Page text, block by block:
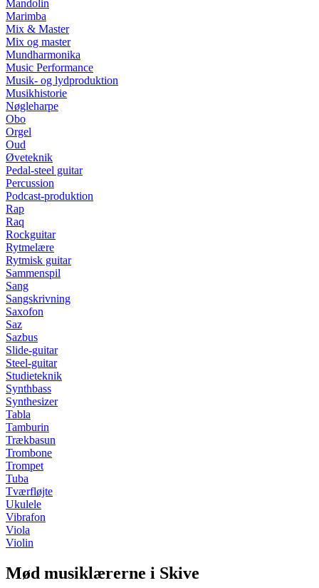
Mandolin
Marimba
Mix & Master
Mix og master
Mundharmonika
Music Performance
Musik- og lydproduktion
Musikhistorie
Nøgleharpe
Obo
Orgel
Oud
Øveteknik
Pedal-steel guitar
Percussion
Podcast-produktion
Rap
Raq
Rockguitar
Rytmelære
Rytmisk guitar
Sammenspil
Sang
Sangskrivning
Saxofon
Saz
Sazbus
Slide-guitar
Steel-guitar
Studieteknik
Synthbass
Synthesizer
Tabla
Tamburin
Trækbasun
Trombone
Trompet
Tuba
Tværfløjte
Ukulele
Vibrafon
Viola
Violin
Mød musiklærerne i Skive